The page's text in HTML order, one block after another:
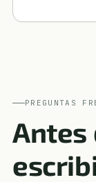
PREGUNTAS
Antes